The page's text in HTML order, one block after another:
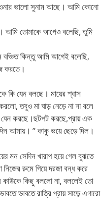
ভালো সুনাম আছে। আমি কোনো
আমি তোমাকে আগেও বলেছি, তুমি
বঞ্চিত কিন্তু আমি আগেই বলেছি,
করতে।
কি যেন বলছে। মায়ের শ্বাস
তবুও মা ঘাড় নেড়ে না না বলে
যেন করছে।ছটপট করছে,প্রায় এক
আমায়। ” কাকু ভয়ে ছেড়ে দিল।
মন সেদিন খারাপ হয়ে গেল বুঝতে
নিজের রুমে গিয়ে দরজা বন্ধ করে
কাউকে কিছু বললো না, বললেই তো
ভাবতে রাত্রি প্রায় সাড়ে এগারো